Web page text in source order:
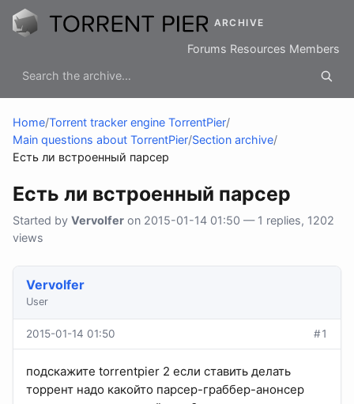
ARCHIVE
Forums Resources Members
Home/Torrent tracker engine TorrentPier/
Main questions about TorrentPier/Section archive/
Есть ли встроенный парсер
Есть ли встроенный парсер
Started by Vervolfer on 2015-01-14 01:50 — 1 replies, 1202
views
Vervolfer
User
2015-01-14 01:50 #1
подскажите torrentpier 2 если ставить делать
торрент надо какойто парсер-граббер-анонсер